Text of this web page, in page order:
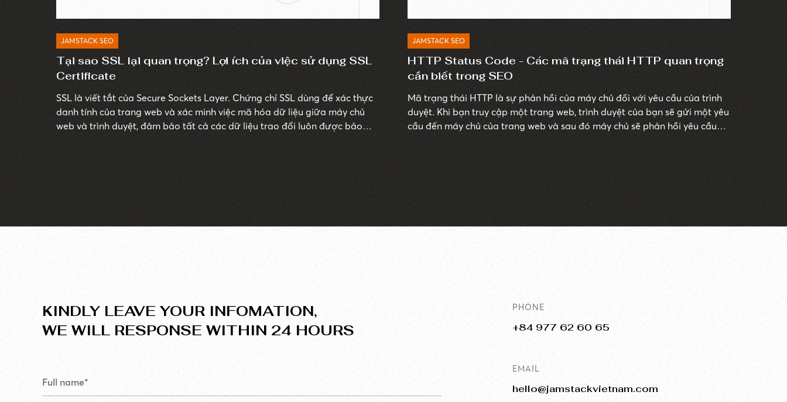
JAMSTACK SEO
Tại sao SSL lại quan trọng? Lợi ích của việc sử dụng SSL
Certificate
SSL là viết tắt của Secure Sockets Layer. Chứng chỉ SSL dùng để xác thực
danh tính của trang web và xác minh việc mã hóa dữ liệu giữa máy chủ
web và trình duyệt, đảm bảo tất cả các dữ liệu trao đổi luôn được bảo
JAMSTACK SEO
HTTP Status Code - Các mã trạng thái HTTP quan trọng
cần biết trong SEO
Mã trạng thái HTTP là sự phản hồi của máy chủ đối với yêu cầu của trình
duyệt. Khi bạn truy cập một trang web, trình duyệt của bạn sẽ gửi một yêu
cầu đến máy chủ của trang web và sau đó máy chủ sẽ phản hồi yêu cầu
KINDLY LEAVE YOUR INFOMATION,
WE WILL RESPONSE WITHIN 24 HOURS
PHONE
+84 977 62 60 65
EMAIL
hello@jamstackvietnam.com